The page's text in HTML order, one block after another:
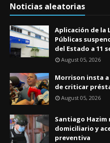
Noticias aleatorias
Aplicación de la
Públicas
del Estado a 11
August 05, 2026
Morrison insta
de criticar
August 05, 2026
Santiago
domiciliario y
preventiva